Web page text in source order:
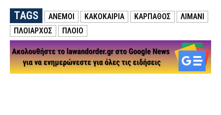
TAGS ΑΝΕΜΟΙ ΚΑΚΟΚΑΙΡΙΑ ΚΆΡΠΑΘΟΣ
ΛΙΜΑΝΙ
ΠΛΟΙΑΡΧΟΣ
ΠΛΟΙΟ